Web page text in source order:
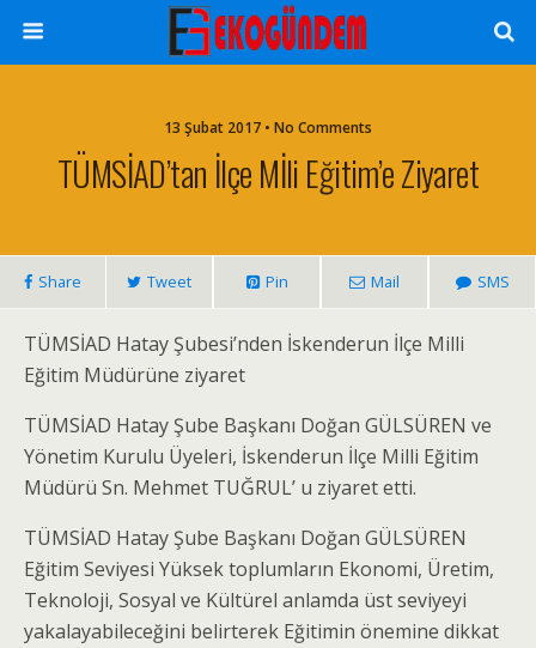
13 Şubat 2017 • No Comments
TÜMSİAD’tan İlçe Mİli Eğitim’e Ziyaret
Share Tweet Pin Mail SMS
TÜMSİAD Hatay Şubesi’nden İskenderun İlçe Milli
Eğitim Müdürüne ziyaret
TÜMSİAD Hatay Şube Başkanı Doğan GÜLSÜREN ve
Yönetim Kurulu Üyeleri, İskenderun İlçe Milli Eğitim
Müdürü Sn. Mehmet TUĞRUL’ u ziyaret etti.
TÜMSİAD Hatay Şube Başkanı Doğan GÜLSÜREN
Eğitim Seviyesi Yüksek toplumların Ekonomi, Üretim,
Teknoloji, Sosyal ve Kültürel anlamda üst seviyeyi
yakalayabileceğini belirterek Eğitimin önemine dikkat